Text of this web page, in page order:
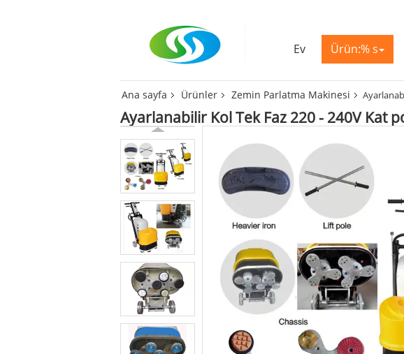
Ev Ürün:% s
Ana sayfa Ürünler Zemin Parlatma Makinesi
Ayarlanabilir Kol Tek Faz 220 - 240V Kat